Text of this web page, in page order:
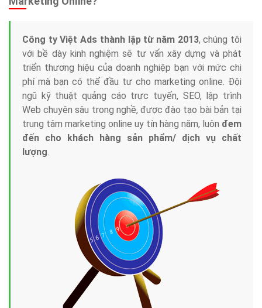
Công ty Việt Ads thành lập từ năm 2013, chúng tôi
với bề dày kinh nghiệm sẽ tư vấn xây dựng và phát
triển thương hiệu của doanh nghiệp bạn với mức chi
phí mà bạn có thể đầu tư cho marketing online. Đội
ngũ kỹ thuật quảng cáo trực tuyến, SEO, lập trình
Web chuyên sâu trong nghề, được đào tạo bài bản tại
trung tâm marketing online uy tín hàng năm, luôn đem
đến cho khách hàng sản phẩm/ dịch vụ chất
lượng.